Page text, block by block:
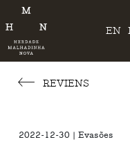
EN
REVIENS
2022-12-30 | Evasões